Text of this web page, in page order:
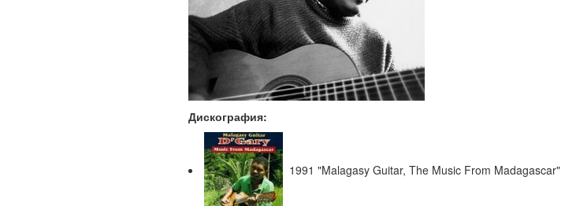
Дискография:
1991 "Malagasy Guitar, The Music From Madagascar"